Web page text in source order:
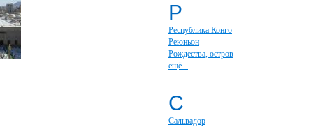
Р
Республика Конго
Реюньон
Рождества, остров
ещё...
С
Сальвадор